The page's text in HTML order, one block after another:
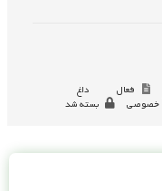
فعال
داغ
خصوصی بسته شد